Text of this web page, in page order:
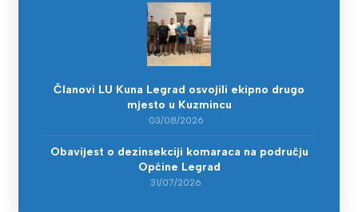
Članovi LU Kuna Legrad osvojili ekipno drugo
mjesto u Kuzmincu
03/08/2026
Obavijest o dezinsekciji komaraca na području
Općine Legrad
31/07/2026